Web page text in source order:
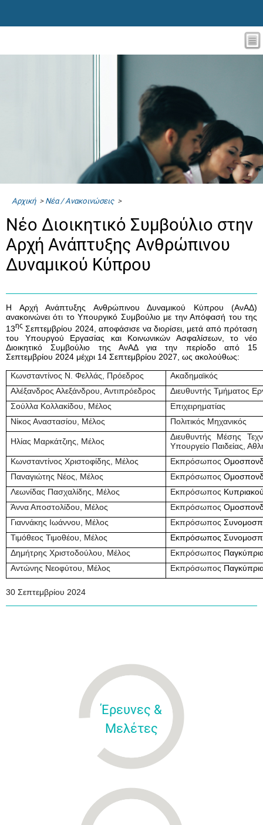
Αρχική> Νέα / Ανακοινώσεις>
Νέο Διοικητικό Συμβούλιο στην
Αρχή Ανάπτυξης Ανθρώπινου
Δυναμικού Κύπρου
Η Αρχή Ανάπτυξης Ανθρώπινου Δυναμικού Κύπρου (ΑνΑΔ)
ανακοινώνει ότι το Υπουργικό Συμβούλιο με την Απόφασή του της
13ης Σεπτεμβρίου 2024, αποφάσισε να διορίσει, μετά από πρόταση
του Υπουργού Εργασίας και Κοινωνικών Ασφαλίσεων, το νέο
Διοικητικό Συμβούλιο της ΑνΑΔ για την περίοδο από 15
Σεπτεμβρίου 2024 μέχρι 14 Σεπτεμβρίου 2027 , ως ακολούθως:
Κωνσταντίνος N. Φελλάς, Πρόεδρος
Ακαδημαϊκός
Αλέξανδρος Αλεξάνδρου, Αντιπρόεδρος
Διευθυντής Τμήματος
Σούλλα Κολλακίδου, Μέλος
Επιχειρηματίας
Νίκος Αναστασίου, Μέλος
Πολιτικός Μηχανικός
Ηλίας Μαρκάτζιης, Μέλος
Διευθυντής Μέσης
Υπουργείο Παιδείας,
Κωνσταντίνος Χριστοφίδης, Μέλος
Εκπρόσωπος
Παναγιώτης Νέος, Μέλος
Εκπρόσωπος
Λεωνίδας Πασχαλίδης, Μέλος
Εκπρόσωπος
Άννα Αποστολίδου, Μέλος
Εκπρόσωπος
Γιαννάκης Ιωάννου, Μέλος
Εκπρόσωπος
Τιμόθεος Τιμοθέου, Μέλος
Εκπρόσωπος
Δημήτρης Χριστοδούλου, Μέλος
Εκπρόσωπος
Αντώνης Νεοφύτου, Μέλος
Εκπρόσωπος
30 Σεπτεμβρίου 2024
Έρευνες &
Μελέτες